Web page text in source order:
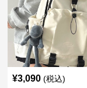
¥3,090 (税込)